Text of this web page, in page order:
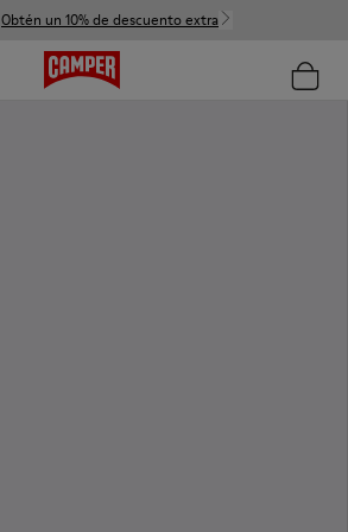
Obtén un 10% de descuento extra